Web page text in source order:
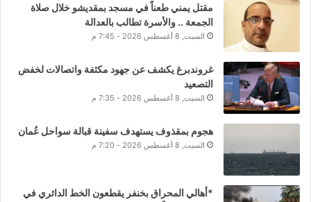
مقتل يمني طعناً في مسجد بمقديشو خلال صلاة
الجمعة .. والأسرة تطالب بالعدالة
السبت, 8 أغسطس 2026 - 7:45 م
غروندبرغ يكشف عن جهود مكثفة واتصالات لخفض
التصعيد
السبت, 8 أغسطس 2026 - 7:35 م
هجوم بمقذوف يستهدف سفينة قبالة سواحل عُمان
السبت, 8 أغسطس 2026 - 7:20 م
*أهالي المحراق بخنفر يقطعون الخط الدائري في